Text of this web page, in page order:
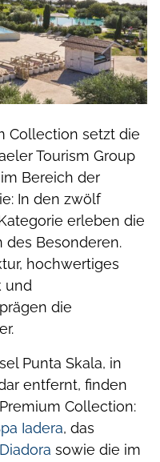
Collection setzt die
Tourism Group
Bereich der
In den zwölf
erleben die
des Besonderen.
hochwertiges
und
die
Punta Skala, in
entfernt, finden
Collection:
Iadera, das
sowie die im